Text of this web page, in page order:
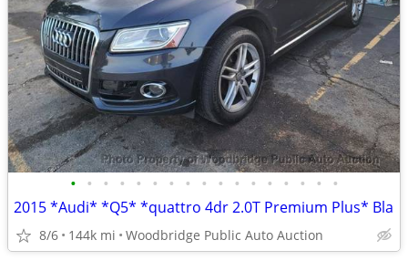
• • • • • • • • • • • • • • • • •
2015 *Audi* *Q5* *quattro 4dr 2.0T Premium Plus* Bla
8/6 144k mi Woodbridge Public Auto Auction